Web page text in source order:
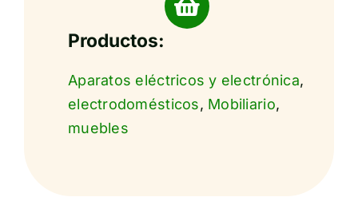
Productos:
Aparatos eléctricos y electrónica,
electrodomésticos, Mobiliario,
muebles